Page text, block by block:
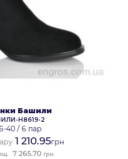
Башили
H8619-2
40 / 6 пар
1 210.95грн
7 265.70 грн